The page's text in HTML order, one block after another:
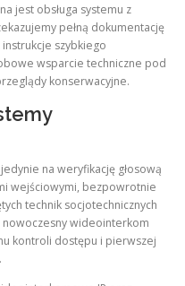
jest obsługa systemu z
pełną dokumentację
szybkiego
wsparcie techniczne pod
konserwacyjne.
na weryfikację głosową
wejściowymi, bezpowrotnie
technik socjotechnicznych
nowoczesny wideointerkom
kontroli dostępu i pierwszej